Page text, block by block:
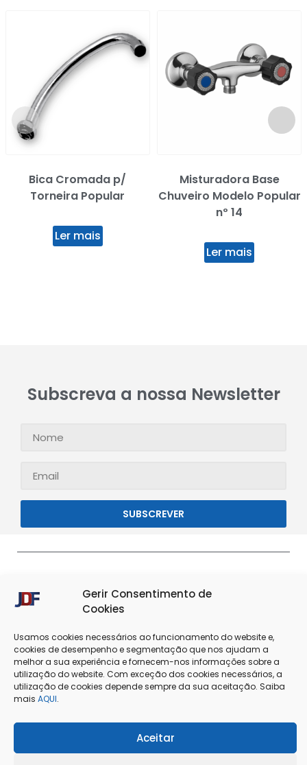
Gerir Consentimento de
Cookies
Usamos cookies necessários ao funcionamento do website e,
cookies de desempenho e segmentação que nos ajudam a
melhor a sua experiência e fornecem-nos informações sobre a
utilização do website. Com exceção dos cookies necessários, a
utilização de cookies depende sempre da sua aceitação. Saiba
mais AQUI.
Aceitar
Bica Cromada p/
Torneira Popular
Ler mais
Misturadora Base
Chuveiro Modelo Popular
nº 14
Ler mais
Subscreva a nossa Newsletter
SUBSCREVER
Termos & Condições
Política de Privacidade
Política de Cookies
Livro de Reclamações